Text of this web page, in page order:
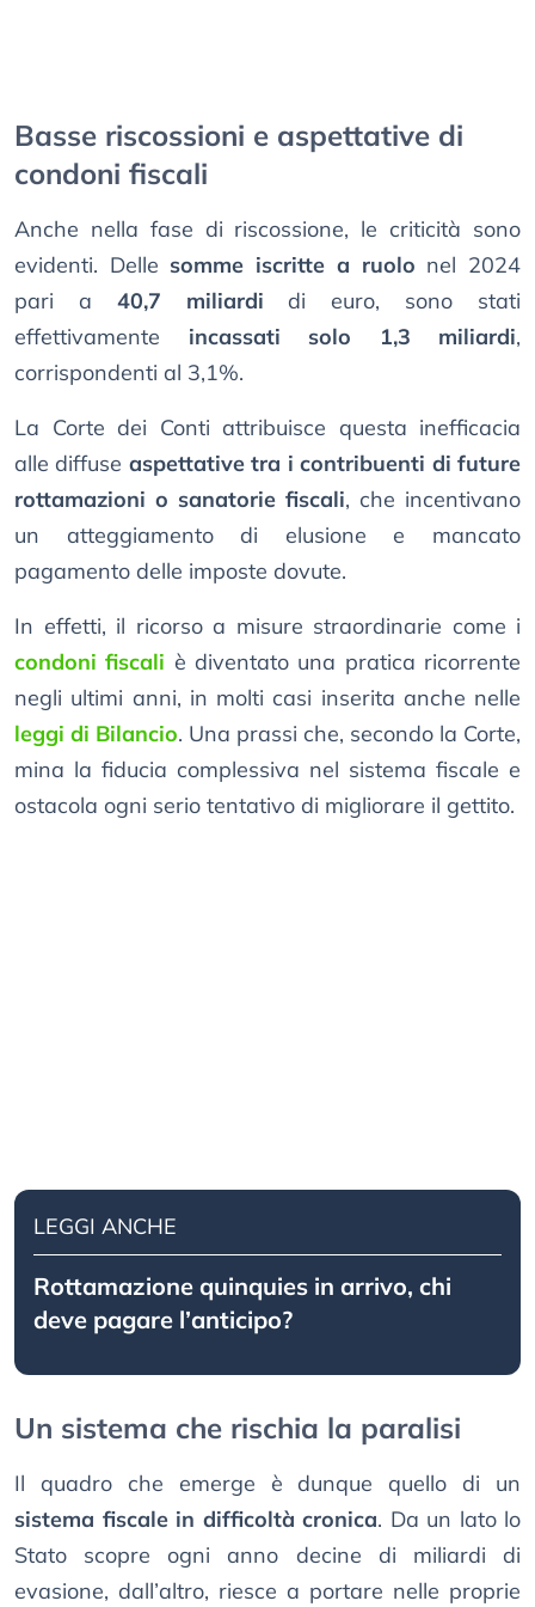
Basse riscossioni e aspettative di
condoni fiscali
Anche nella fase di riscossione, le criticità sono
evidenti. Delle somme iscritte a ruolo nel 2024
pari a 40,7 miliardi di euro, sono stati
effettivamente incassati solo 1,3 miliardi,
corrispondenti al 3,1%.
La Corte dei Conti attribuisce questa inefficacia
alle diffuse aspettative tra i contribuenti di future
rottamazioni o sanatorie fiscali, che incentivano
un atteggiamento di elusione e mancato
pagamento delle imposte dovute.
In effetti, il ricorso a misure straordinarie come i
condoni fiscali è diventato una pratica ricorrente
negli ultimi anni, in molti casi inserita anche nelle
leggi di Bilancio. Una prassi che, secondo la Corte,
mina la fiducia complessiva nel sistema fiscale e
ostacola ogni serio tentativo di migliorare il gettito.
LEGGI ANCHE
Rottamazione quinquies in arrivo, chi
deve pagare l’anticipo?
Un sistema che rischia la paralisi
Il quadro che emerge è dunque quello di un
sistema fiscale in difficoltà cronica. Da un lato lo
Stato scopre ogni anno decine di miliardi di
evasione, dall’altro, riesce a portare nelle proprie